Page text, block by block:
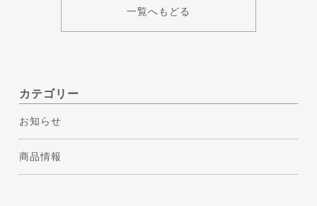
一覧へもどる
カテゴリー
お知らせ
商品情報